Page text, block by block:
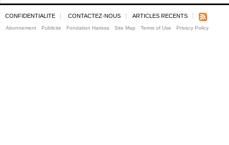
CONFIDENTIALITE CONTACTEZ-NOUS ARTICLES RECENTS
Abonnement Publicite Fondation Harissa Site Map Terms of Use Privacy Policy